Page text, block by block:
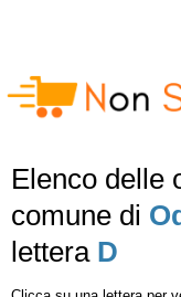
Elenco delle
comune di
lettera D